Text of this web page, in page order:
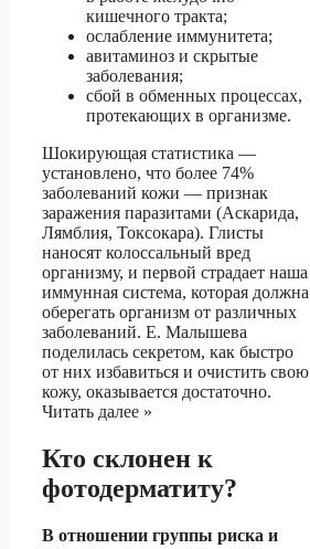
кишечного тракта;
ослабление иммунитета;
авитаминоз и скрытые
заболевания;
сбой в обменных процессах,
протекающих в организме.
Шокирующая статистика —
установлено, что более 74%
заболеваний кожи — признак
заражения паразитами (Аскарида,
Лямблия, Токсокара). Глисты
наносят колоссальный вред
организму, и первой страдает наша
иммунная система, которая должна
оберегать организм от различных
заболеваний. Е. Малышева
поделилась секретом, как быстро
от них избавиться и очистить свою
кожу, оказывается достаточно.
Читать далее »
Кто склонен к
фотодерматиту?
В отношении группы риска и